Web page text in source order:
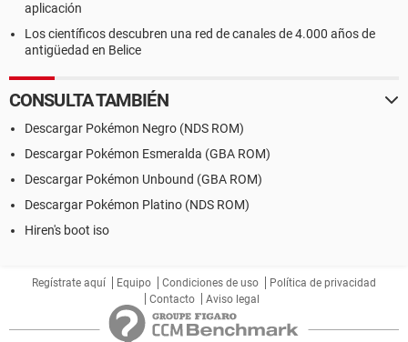
aplicación
Los científicos descubren una red de canales de 4.000 años de
antigüedad en Belice
CONSULTA TAMBIÉN
Descargar Pokémon Negro (NDS ROM)
Descargar Pokémon Esmeralda (GBA ROM)
Descargar Pokémon Unbound (GBA ROM)
Descargar Pokémon Platino (NDS ROM)
Hiren's boot iso
Regístrate aquí Equipo Condiciones de uso
Política de privacidad
Contacto
Aviso legal